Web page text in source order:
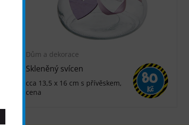
Dům a dekorace
Skleněný svícen
cca 13,5 x 16 cm s přívěskem,
cena
80
Kč